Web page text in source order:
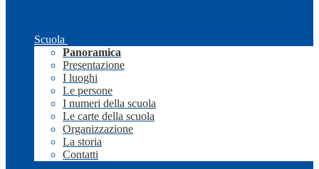
Scuola
Panoramica
Presentazione
I luoghi
Le persone
I numeri della scuola
Le carte della scuola
Organizzazione
La storia
Contatti